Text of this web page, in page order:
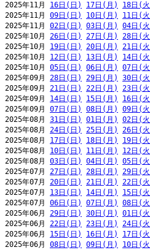
2025年11月 16日(日) 17日(月) 18日(
2025年11月 09日(日) 10日(月) 11日(
2025年11月 02日(日) 03日(月) 04日(
2025年10月 26日(日) 27日(月) 28日(
2025年10月 19日(日) 20日(月) 21日(
2025年10月 12日(日) 13日(月) 14日(
2025年10月 05日(日) 06日(月) 07日(
2025年09月 28日(日) 29日(月) 30日(
2025年09月 21日(日) 22日(月) 23日(
2025年09月 14日(日) 15日(月) 16日(
2025年09月 07日(日) 08日(月) 09日(
2025年08月 31日(日) 01日(月) 02日(
2025年08月 24日(日) 25日(月) 26日(
2025年08月 17日(日) 18日(月) 19日(
2025年08月 10日(日) 11日(月) 12日(
2025年08月 03日(日) 04日(月) 05日(
2025年07月 27日(日) 28日(月) 29日(
2025年07月 20日(日) 21日(月) 22日(
2025年07月 13日(日) 14日(月) 15日(
2025年07月 06日(日) 07日(月) 08日(
2025年06月 29日(日) 30日(月) 01日(
2025年06月 22日(日) 23日(月) 24日(
2025年06月 15日(日) 16日(月) 17日(
2025年06月 08日(日) 09日(月) 10日(